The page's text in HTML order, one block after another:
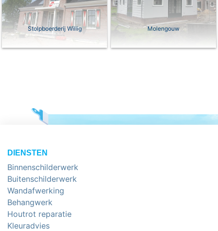
Stolpboerderij Willig Molengouw
DIENSTEN
Binnenschilderwerk
Buitenschilderwerk
Wandafwerking
Behangwerk
Houtrot reparatie
Kleuradvies